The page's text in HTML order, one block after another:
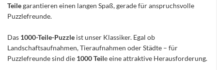
Teilegarantieren einen langen Spaß, gerade für anspruchsvolle
Puzzlefreunde.
Das 1000-Teile-Puzzle ist unser Klassiker. Egal ob
Landschaftsaufnahmen, Tieraufnahmen oder Städte – für
Puzzlefreunde sind die 1000 Teile eine attraktive Herausforderung.